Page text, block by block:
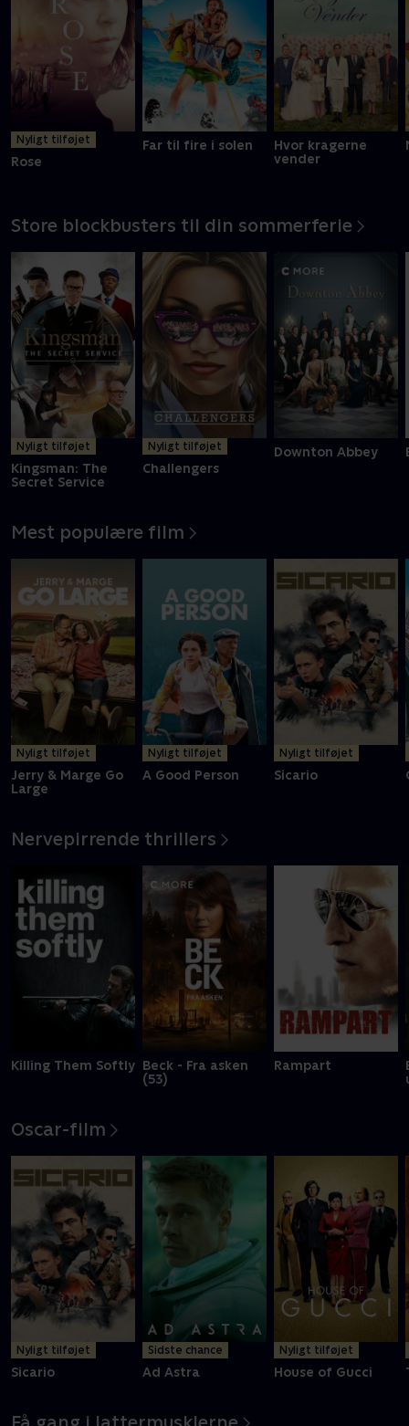
Mere info
Nyligt tilføjet
Rose
Far til fire i solen
Hvor kragerne
vender
Store blockbusters til din sommerferie
Nyligt tilføjet
Kingsman: The
Secret Service
Nyligt tilføjet
Challengers
Downton Abbey
Mest populære film
Nyligt tilføjet
Jerry & Marge Go
Large
Nyligt tilføjet
A Good Person
Nyligt tilføjet
Sicario
Nervepirrende thrillers
Killing Them Softly Beck - Fra asken
(53)
Rampart
Oscar-film
Nyligt tilføjet
Sicario
Sidste chance
Ad Astra
Nyligt tilføjet
House of Gucci